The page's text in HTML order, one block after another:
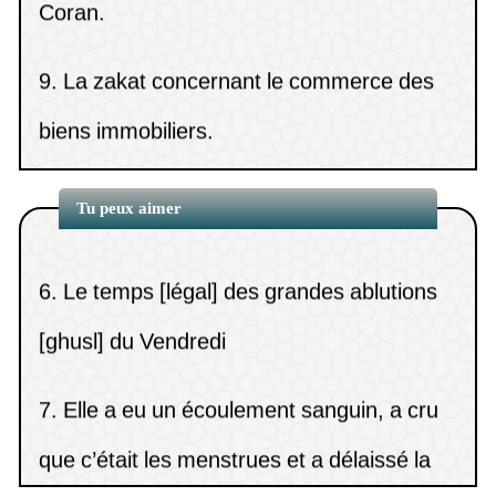
14.Verser la zakat aux frères et aux parents.
( Vues5345 )
La description de la prière du
tahajjud dans les dix dernières nuits de
Ramadan.
( Vues5274 )
biens immobiliers.
10.Quel est le jugement concernant le fait
de dépenser la zakat au profit des
Tu peux aimer
purification.
5. Joindre l’ablution [wudû’] et l’ablution
sèche [tayammum] au cours d’une même
ablutio
[ghusl] du Vendredi
que c’était les menstrues et a délaissé la
pri